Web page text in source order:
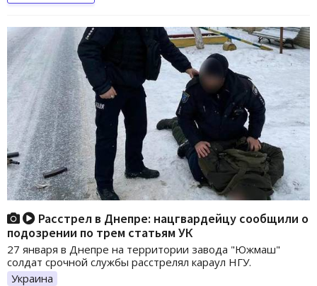
Расстрел в Днепре: нацгвардейцу сообщили о
подозрении по трем статьям УК
27 января в Днепре на территории завода "Южмаш"
солдат срочной службы расстрелял караул НГУ.
Украина